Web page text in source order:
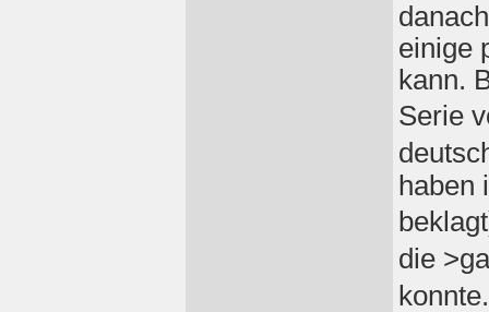
einige
kann.
Serie
haben
die